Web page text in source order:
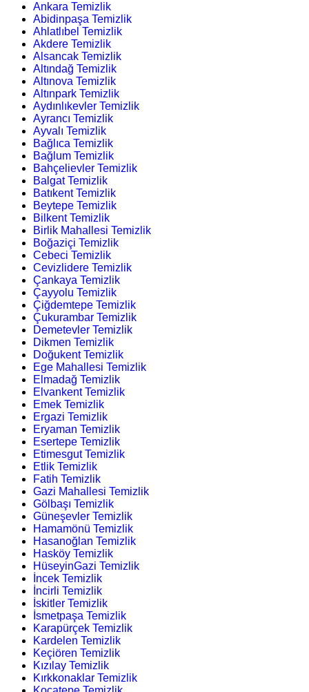
Ankara Temizlik
Abidinpaşa Temizlik
Ahlatlıbel Temizlik
Akdere Temizlik
Alsancak Temizlik
Altındağ Temizlik
Altınova Temizlik
Altınpark Temizlik
Aydınlıkevler Temizlik
Ayrancı Temizlik
Ayvalı Temizlik
Bağlıca Temizlik
Bağlum Temizlik
Bahçelievler Temizlik
Balgat Temizlik
Batıkent Temizlik
Beytepe Temizlik
Bilkent Temizlik
Birlik Mahallesi Temizlik
Boğaziçi Temizlik
Cebeci Temizlik
Cevizlidere Temizlik
Çankaya Temizlik
Çayyolu Temizlik
Çiğdemtepe Temizlik
Çukurambar Temizlik
Demetevler Temizlik
Dikmen Temizlik
Doğukent Temizlik
Ege Mahallesi Temizlik
Elmadağ Temizlik
Elvankent Temizlik
Emek Temizlik
Ergazi Temizlik
Eryaman Temizlik
Esertepe Temizlik
Etimesgut Temizlik
Etlik Temizlik
Fatih Temizlik
Gazi Mahallesi Temizlik
Gölbaşı Temizlik
Güneşevler Temizlik
Hamamönü Temizlik
Hasanoğlan Temizlik
Hasköy Temizlik
HüseyinGazi Temizlik
İncek Temizlik
İncirli Temizlik
İskitler Temizlik
İsmetpaşa Temizlik
Karapürçek Temizlik
Kardelen Temizlik
Keçiören Temizlik
Kızılay Temizlik
Kırkkonaklar Temizlik